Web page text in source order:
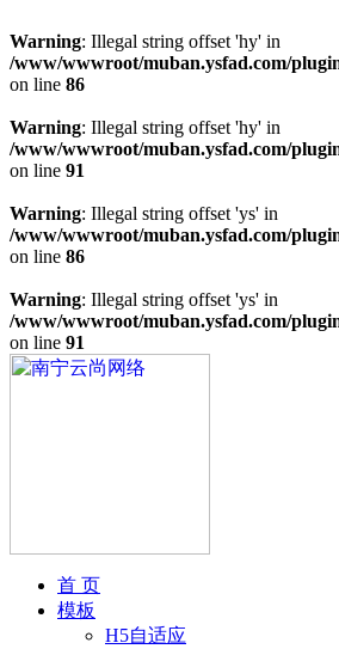
Warning: Illegal string offset 'hy' in
/www/wwwroot/muban.ysfad.com/
on line 86
Warning: Illegal string offset 'hy' in
/www/wwwroot/muban.ysfad.com/
on line 91
Warning: Illegal string offset 'ys' in
/www/wwwroot/muban.ysfad.com/
on line 86
Warning: Illegal string offset 'ys' in
/www/wwwroot/muban.ysfad.com/
on line 91
首 页
模板
H5自适应